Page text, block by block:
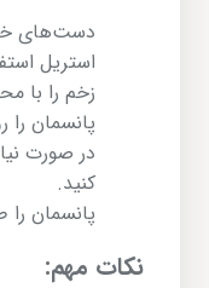
دست‌های
استریل
زخم را با
پانسمان را
در صورت
کنید.
پانسمان
نکات مهم: